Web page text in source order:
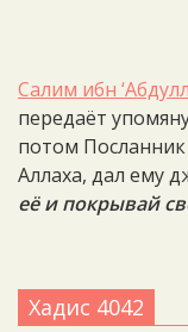
Салим ибн
передаёт
потом
Аллаха, дал ему
её и покрывай
Хадис 4042